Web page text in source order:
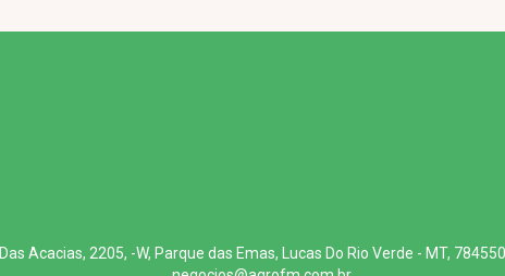
Das Acacias, 2205, -W, Parque das Emas, Lucas Do Rio Verde - MT,